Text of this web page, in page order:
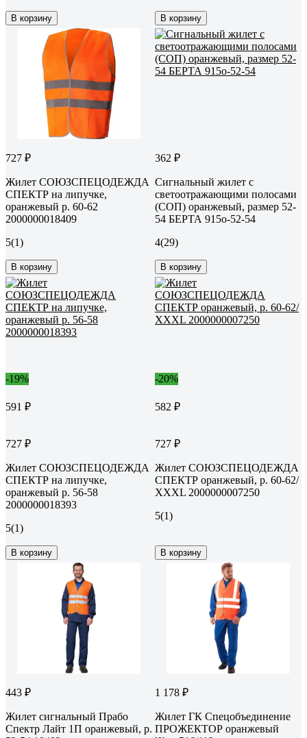
В корзину В корзину
727 ₽
Жилет СОЮЗСПЕЦОДЕЖДА
СПЕКТР на липучке,
оранжевый р. 60-62
2000000018409
5(1)
В корзину
362 ₽
Сигнальный жилет с
светоотражающими полосами
(СОП) оранжевый, размер 52-
54 БЕРТА 915о-52-54
4(29)
В корзину
-19%
591 ₽
727 ₽
Жилет СОЮЗСПЕЦОДЕЖДА
СПЕКТР на липучке,
оранжевый р. 56-58
2000000018393
5(1)
В корзину
-20%
582 ₽
727 ₽
Жилет СОЮЗСПЕЦОДЕЖДА
СПЕКТР оранжевый, р. 60-62/
ХХХL 2000000007250
5(1)
В корзину
443 ₽
Жилет сигнальный Прабо
Спектр Лайт 1П оранжевый, р.
1 178 ₽
Жилет ГК Спецобъединение
ПРОЖЕКТОР оранжевый